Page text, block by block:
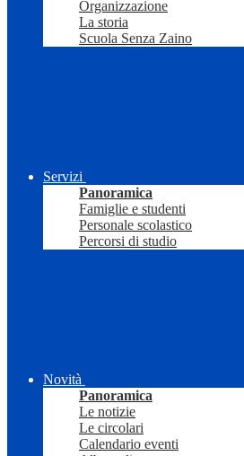
Organizzazione
La storia
Scuola Senza Zaino
Servizi
Panoramica
Famiglie e studenti
Personale scolastico
Percorsi di studio
Novità
Panoramica
Le notizie
Le circolari
Calendario eventi